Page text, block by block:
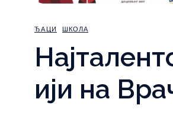
ЂАЦИ ШКОЛА
ији на